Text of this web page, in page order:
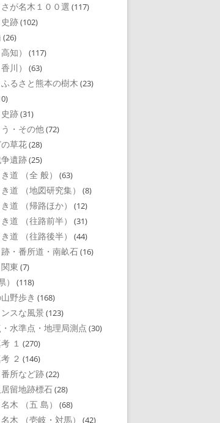
が名木１００選 (117)
跡(102)
(26)
知） (117)
川） (63)
るさと熊本の樹木 (23)
跡(31)
・その他(72)
草花(28)
遺跡(25)
道 （全 般） (63)
道 （地図研究集） (8)
道 （帰路ほか） (12)
道 （往路前半） (31)
道 （往路後半） (44)
・番所道・南畝石(16)
東 (7)
(118)
野歩き (168)
スな風景 (123)
水準点・地理局測点 (30)
１ (270)
２ (146)
所など跡(22)
留地跡標石(28)
木 （五 島） (68)
木 （壱岐・対馬） (42)